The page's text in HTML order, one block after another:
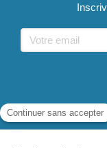
Votre email